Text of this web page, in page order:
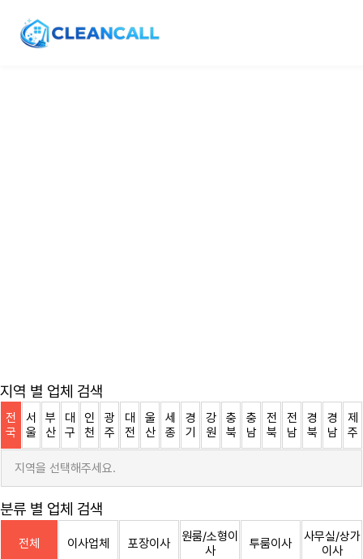
지역 별 업체 검색
전
국
서
울
부
산
대
구
인
천
광
주
대
전
울
산
세
종
경
기
강
원
충
북
충
남
전
북
전
남
경
북
경
남
제
주
지역을 선택해주세요.
분류 별 업체 검색
전체 이사업체 포장이사
원룸/소형이
사
투룸이사
사무실/상가
이사